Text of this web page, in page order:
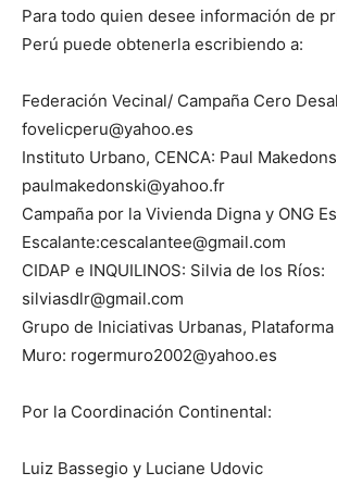
Para todo quien desee información de
Perú puede obtenerla escribiendo a:
Federación Vecinal/ Campaña Cero
fovelicperu@yahoo.es
Instituto Urbano, CENCA: Paul
paulmakedonski@yahoo.fr
Campaña por la Vivienda Digna y ONG
Escalante:cescalantee@gmail.com
CIDAP e INQUILINOS: Silvia de los Ríos:
silviasdlr@gmail.com
Grupo de Iniciativas Urbanas, Plataforma
Muro: rogermuro2002@yahoo.es
Por la Coordinación Continental:
Luiz Bassegio y Luciane Udovic